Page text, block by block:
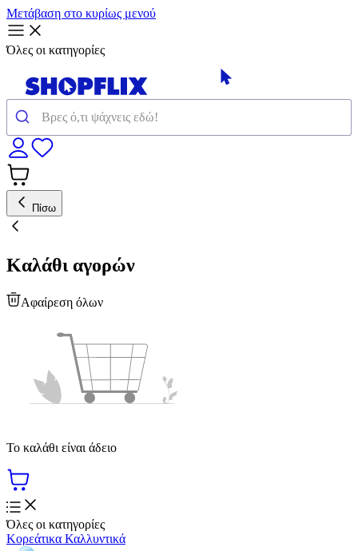
Μετάβαση στο κυρίως μενού
Όλες οι κατηγορίες
Πίσω
Καλάθι αγορών
Αφαίρεση όλων
Το καλάθι είναι άδειο
Όλες οι κατηγορίες
Κορεάτικα Καλλυντικά